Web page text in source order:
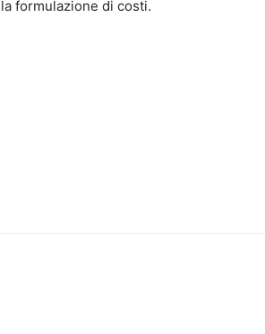
formulazione di costi.